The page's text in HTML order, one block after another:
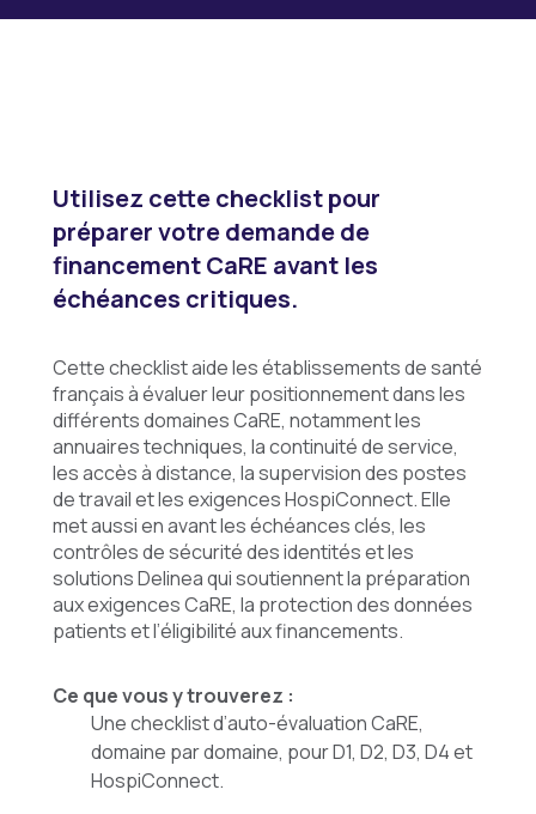
Utilisez cette checklist pour
préparer votre demande de
financement CaRE avant les
échéances critiques.
Cette checklist aide les établissements de santé
français à évaluer leur positionnement dans les
différents domaines CaRE, notamment les
annuaires techniques, la continuité de service,
les accès à distance, la supervision des postes
de travail et les exigences HospiConnect. Elle
met aussi en avant les échéances clés, les
contrôles de sécurité des identités et les
solutions Delinea qui soutiennent la préparation
aux exigences CaRE, la protection des données
patients et l’éligibilité aux financements.
Ce que vous y trouverez :
Une checklist d’auto-évaluation CaRE,
domaine par domaine, pour D1, D2, D3, D4 et
HospiConnect.